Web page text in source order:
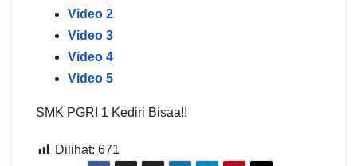
Video 2
Video 3
Video 4
Video 5
SMK PGRI 1 Kediri Bisaa!!
Dilihat: 671